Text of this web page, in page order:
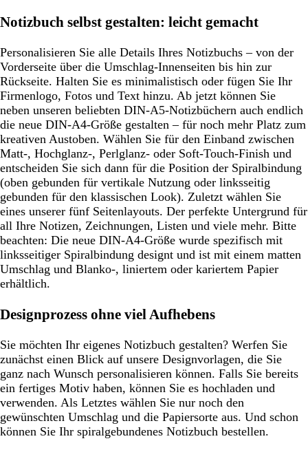
Notizbuch selbst gestalten: leicht gemacht
Personalisieren Sie alle Details Ihres Notizbuchs – von der
Vorderseite über die Umschlag-Innenseiten bis hin zur
Rückseite. Halten Sie es minimalistisch oder fügen Sie Ihr
Firmenlogo, Fotos und Text hinzu. Ab jetzt können Sie
neben unseren beliebten DIN-A5-Notizbüchern auch endlich
die neue DIN-A4-Größe gestalten – für noch mehr Platz zum
kreativen Austoben. Wählen Sie für den Einband zwischen
Matt-, Hochglanz-, Perlglanz- oder Soft-Touch-Finish und
entscheiden Sie sich dann für die Position der Spiralbindung
(oben gebunden für vertikale Nutzung oder linksseitig
gebunden für den klassischen Look). Zuletzt wählen Sie
eines unserer fünf Seitenlayouts. Der perfekte Untergrund für
all Ihre Notizen, Zeichnungen, Listen und viele mehr. Bitte
beachten: Die neue DIN-A4-Größe wurde spezifisch mit
linksseitiger Spiralbindung designt und ist mit einem matten
Umschlag und Blanko-, liniertem oder kariertem Papier
erhältlich.
Designprozess ohne viel Aufhebens
Sie möchten Ihr eigenes Notizbuch gestalten? Werfen Sie
zunächst einen Blick auf unsere Designvorlagen, die Sie
ganz nach Wunsch personalisieren können. Falls Sie bereits
ein fertiges Motiv haben, können Sie es hochladen und
verwenden. Als Letztes wählen Sie nur noch den
gewünschten Umschlag und die Papiersorte aus. Und schon
können Sie Ihr spiralgebundenes Notizbuch bestellen.